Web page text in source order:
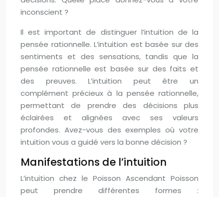
inconscient ?
Il est important de distinguer l’intuition de la
pensée rationnelle. L’intuition est basée sur des
sentiments et des sensations, tandis que la
pensée rationnelle est basée sur des faits et
des preuves. L’intuition peut être un
complément précieux à la pensée rationnelle,
permettant de prendre des décisions plus
éclairées et alignées avec ses valeurs
profondes. Avez-vous des exemples où votre
intuition vous a guidé vers la bonne décision ?
Manifestations de l’intuition
L’intuition chez le Poisson Ascendant Poisson
peut prendre différentes formes :